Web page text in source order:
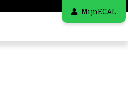
MijnECAL